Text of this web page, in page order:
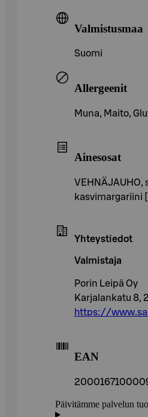
Valmistusmaa
Suomi
Allergeenit
Muna, Maito,
Ainesosat
VEHNÄJAUHO,
kasvimargariini
Yhteystiedot
Valmistaja
Porin Leipä Oy
Karjalankatu 8,
https://
EAN
Päivitämme palvelun